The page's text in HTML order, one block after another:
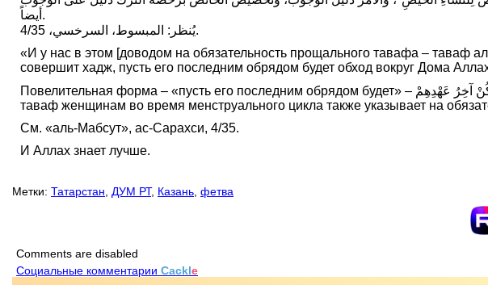
أيضاً.
يُنظر: المبسوط، السرخسي، 4/35.
«И у нас в этом [доводом на обязательность прощального тавафа – таваф
совершит хадж, пусть его последним обрядом будет обход вокруг Дома
Повелительная форма – «пусть его последним обрядом будет» – فَلْيَكُنْ آخِرُ عَهْدِهِمْ – указывает на обязательность, и оговорка о дозволенности не совершать прощальный
таваф женщинам во время менструального цикла также указывает на
См. «аль-Мабсут», ас-Сарахси, 4/35.
И Аллах знает лучше.
Метки: Татарстан ДУМ РТ, Казань фетва
Comments are disabled
Социальные комментарии Cackle